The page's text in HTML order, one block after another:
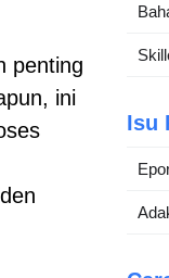
penting
ini
Isu